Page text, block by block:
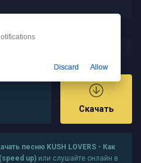
Скачать
песню KUSH LOVERS - Как
up) или слушайте онлайн в
Discard Allow